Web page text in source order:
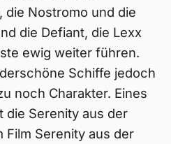
die Nostromo und die
die Defiant, die Lexx
ewig weiter führen.
Schiffe jedoch
noch Charakter. Eines
die Serenity aus der
Film Serenity aus der